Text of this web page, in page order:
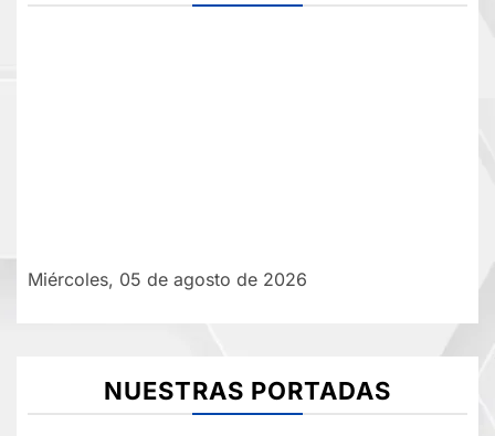
Miércoles, 05 de agosto de 2026
NUESTRAS PORTADAS